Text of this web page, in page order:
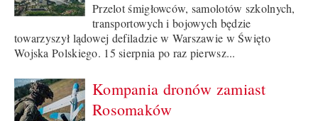
Przelot śmigłowców, samolotów szkolnych,
transportowych i bojowych będzie
towarzyszył lądowej defiladzie w Warszawie w Święto
Wojska Polskiego. 15 sierpnia po raz pierwsz...
Kompania dronów zamiast
Rosomaków